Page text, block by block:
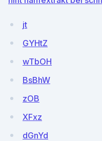
jt
GYHtZ
wTbOH
BsBhW
zOB
XFxz
dGnYd